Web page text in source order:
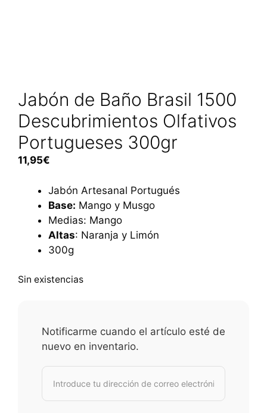
Jabón de Baño Brasil 1500
Descubrimientos Olfativos
Portugueses 300gr
11,95€
Jabón Artesanal Portugués
Base: Mango y Musgo
Medias: Mango
Altas: Naranja y Limón
300g
Sin existencias
Notificarme cuando el artículo esté de
nuevo en inventario.